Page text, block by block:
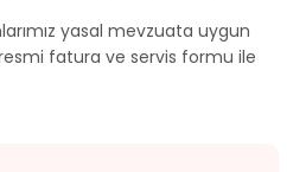
yasal mevzuata uygun
fatura ve servis formu ile